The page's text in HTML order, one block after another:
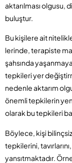
aktarılması olgusu,
buluştur.
Bu kişilere ait
lerinde, terapiste
şah­sında
tepkileri yer
nedenle aktarım
önemli tepkilerin
olarak bu tepkileri
Böylece, kişi
tepkilerini,
yansıtmaktadır.